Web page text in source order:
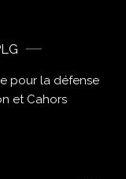
pour la défense
et Cahors